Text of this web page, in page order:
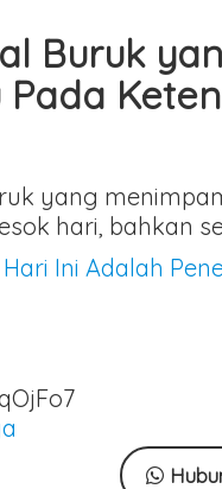
Buruk
yang
hari, bahkan
Ini Adalah